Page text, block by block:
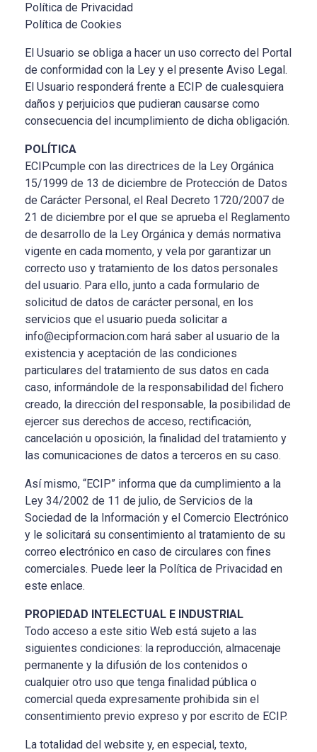
Política de Privacidad
Política de Cookies
El Usuario se obliga a hacer un uso correcto del Portal
de conformidad con la Ley y el presente Aviso Legal.
El Usuario responderá frente a ECIP de cualesquiera
daños y perjuicios que pudieran causarse como
consecuencia del incumplimiento de dicha obligación.
POLÍTICA
ECIPcumple con las directrices de la Ley Orgánica
15/1999 de 13 de diciembre de Protección de Datos
de Carácter Personal, el Real Decreto 1720/2007 de
21 de diciembre por el que se aprueba el Reglamento
de desarrollo de la Ley Orgánica y demás normativa
vigente en cada momento, y vela por garantizar un
correcto uso y tratamiento de los datos personales
del usuario. Para ello, junto a cada formulario de
solicitud de datos de carácter personal, en los
servicios que el usuario pueda solicitar a
info@ecipformacion.com hará saber al usuario de la
existencia y aceptación de las condiciones
particulares del tratamiento de sus datos en cada
caso, informándole de la responsabilidad del fichero
creado, la dirección del responsable, la posibilidad de
ejercer sus derechos de acceso, rectificación,
cancelación u oposición, la finalidad del tratamiento y
las comunicaciones de datos a terceros en su caso.
Así mismo, “ECIP” informa que da cumplimiento a la
Ley 34/2002 de 11 de julio, de Servicios de la
Sociedad de la Información y el Comercio Electrónico
y le solicitará su consentimiento al tratamiento de su
correo electrónico en caso de circulares con fines
comerciales. Puede leer la Política de Privacidad en
este enlace.
PROPIEDAD INTELECTUAL E INDUSTRIAL
Todo acceso a este sitio Web está sujeto a las
siguientes condiciones: la reproducción, almacenaje
permanente y la difusión de los contenidos o
cualquier otro uso que tenga finalidad pública o
comercial queda expresamente prohibida sin el
consentimiento previo expreso y por escrito de ECIP.
La totalidad del website y, en especial, texto,